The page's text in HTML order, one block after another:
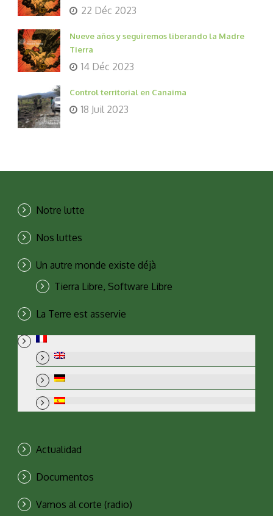
22 Déc 2023
Nueve años y seguiremos liberando la Madre
Tierra
14 Déc 2023
Control territorial en Canaima
18 Juil 2023
Notre lutte
Nos luttes
Un autre monde existe déjà
Tierra Libre, Software Libre
La Terre est asservie
Actualidad
Documentos
Vamos al corte (radio)